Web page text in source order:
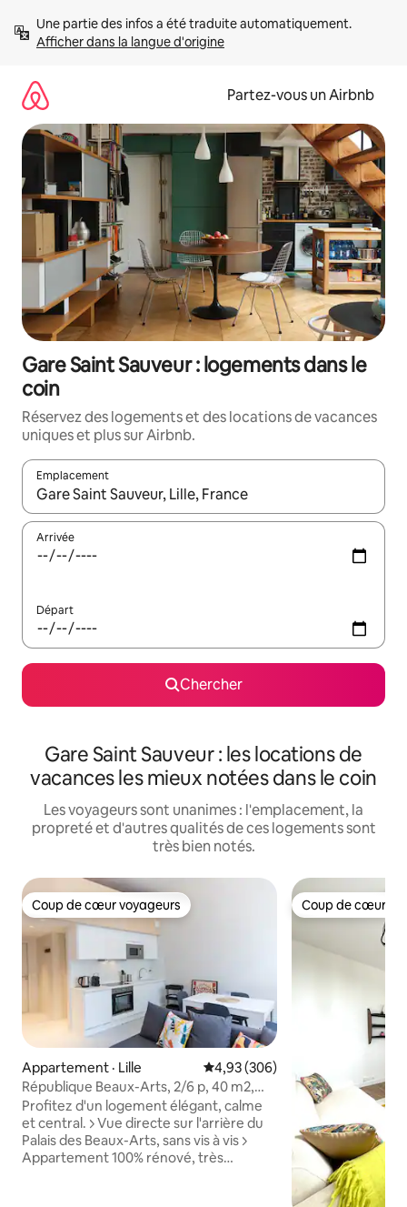
directement
Afficher dans la langue d'origine
Partez-vous un Airbnb
Gare Saint Sauveur : logements dans le
coin
Réservez des logements et des locations de vacances
uniques et plus sur Airbnb.
Emplacement
Quand les résultats sont affichés, parcourez-les en utilisant
Arrivée
Départ
Chercher
Gare Saint Sauveur : les locations de
vacances les mieux notées dans le coin
Les voyageurs sont unanimes : l'emplacement, la
propreté et d'autres qualités de ces logements sont
très bien notés.
Coup de cœur voyageurs
Coup de cœur voyageurs
Appartement · Lille Note moyenne de 4,93 sur 5,
4,93 (306)
République Beaux-Arts, 2/6 p, 40 m2,
Cosy Lille
Profitez d'un logement élégant, calme
et central. >> Vue directe sur l'arrière du
Palais des Beaux-Arts, sans vis à vis >>
Appartement 100% rénové, très
Coup de cœur
Coup de cœur